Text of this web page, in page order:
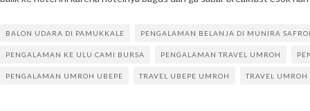
BALON UDARA DI PAMUKKALE PENGALAMAN BELANJA DI MUNIRA
PENGALAMAN KE ULU CAMI BURSA PENGALAMAN TRAVEL UMROH
PENGALAMAN UMROH UBEPE TRAVEL UBEPE UMROH TRAVEL UMROH